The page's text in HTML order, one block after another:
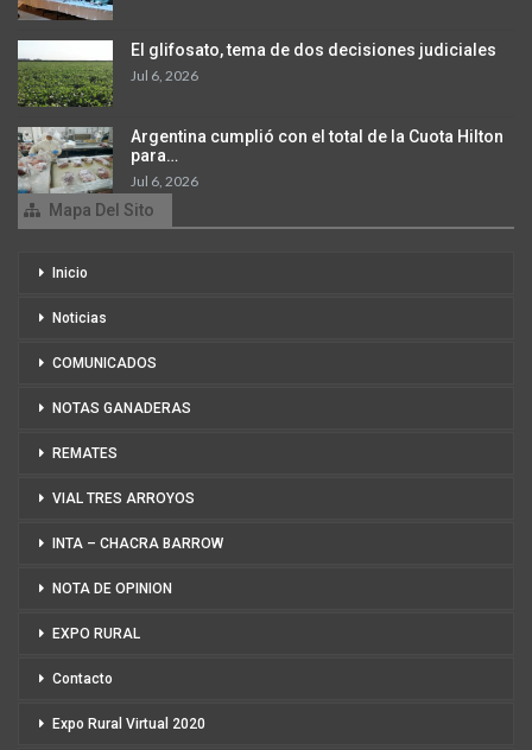
El glifosato, tema de dos decisiones judiciales
Jul 6, 2026
Argentina cumplió con el total de la Cuota Hilton
para…
Jul 6, 2026
Mapa Del Sito
Inicio
Noticias
COMUNICADOS
NOTAS GANADERAS
REMATES
VIAL TRES ARROYOS
INTA – CHACRA BARROW
NOTA DE OPINION
EXPO RURAL
Contacto
Expo Rural Virtual 2020